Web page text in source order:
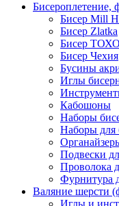
Бисероплетение,
Бисер Mill
Бисер Zlatka
Бисер
Бисер Чехия
Бусины
Иглы
Кабошоны
Наборы
Наборы для
Подвески
Проволока
Фурнитура
Валяние шерсти
Иглы и